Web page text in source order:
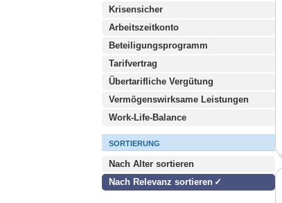
Krisensicher
Arbeitszeitkonto
Beteiligungsprogramm
Tarifvertrag
Übertarifliche Vergütung
Vermögenswirksame Leistungen
Work-Life-Balance
SORTIERUNG
Nach Alter sortieren
Nach Relevanz sortieren